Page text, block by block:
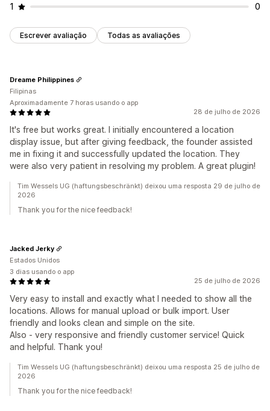
1
0
Escrever avaliação Todas as avaliações
28 de julho de 2026
It's free but works great. I initially encountered a location
display issue, but after giving feedback, the founder assisted
me in fixing it and successfully updated the location. They
were also very patient in resolving my problem. A great plugin!
Dreame Philippines
Filipinas
Aproximadamente 7 horas usando o app
Tim Wessels UG (haftungsbeschränkt) deixou uma resposta 29 de julho de
2026
Thank you for the nice feedback!
25 de julho de 2026
Very easy to install and exactly what I needed to show all the
locations. Allows for manual upload or bulk import. User
friendly and looks clean and simple on the site.
Also - very responsive and friendly customer service! Quick
and helpful. Thank you!
Jacked Jerky
Estados Unidos
3 dias usando o app
Tim Wessels UG (haftungsbeschränkt) deixou uma resposta 25 de julho de
2026
Thank you for the nice feedback!